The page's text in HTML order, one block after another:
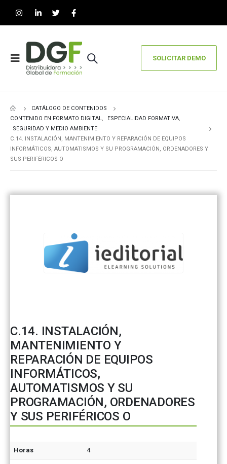
SOLICITAR DEMO
CATÁLOGO DE CONTENIDOS
CONTENIDO EN FORMATO DIGITAL, ESPECIALIDAD FORMATIVA,
SEGURIDAD Y MEDIO AMBIENTE
C.14. INSTALACIÓN, MANTENIMIENTO Y REPARACIÓN DE EQUIPOS
INFORMÁTICOS, AUTOMATISMOS Y SU PROGRAMACIÓN, ORDENADORES Y
SUS PERIFÉRICOS O
C.14. INSTALACIÓN,
MANTENIMIENTO Y
REPARACIÓN DE EQUIPOS
INFORMÁTICOS,
AUTOMATISMOS Y SU
PROGRAMACIÓN, ORDENADORES
Y SUS PERIFÉRICOS O
Horas 4